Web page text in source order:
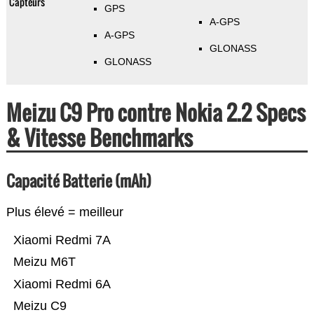
GPS
A-GPS
GLONASS
A-GPS
GLONASS
Meizu C9 Pro contre Nokia 2.2 Specs
& Vitesse Benchmarks
Capacité Batterie (mAh)
Plus élevé = meilleur
Meizu C9
Xiaomi Redmi 6A
Meizu M6T
Xiaomi Redmi 7A